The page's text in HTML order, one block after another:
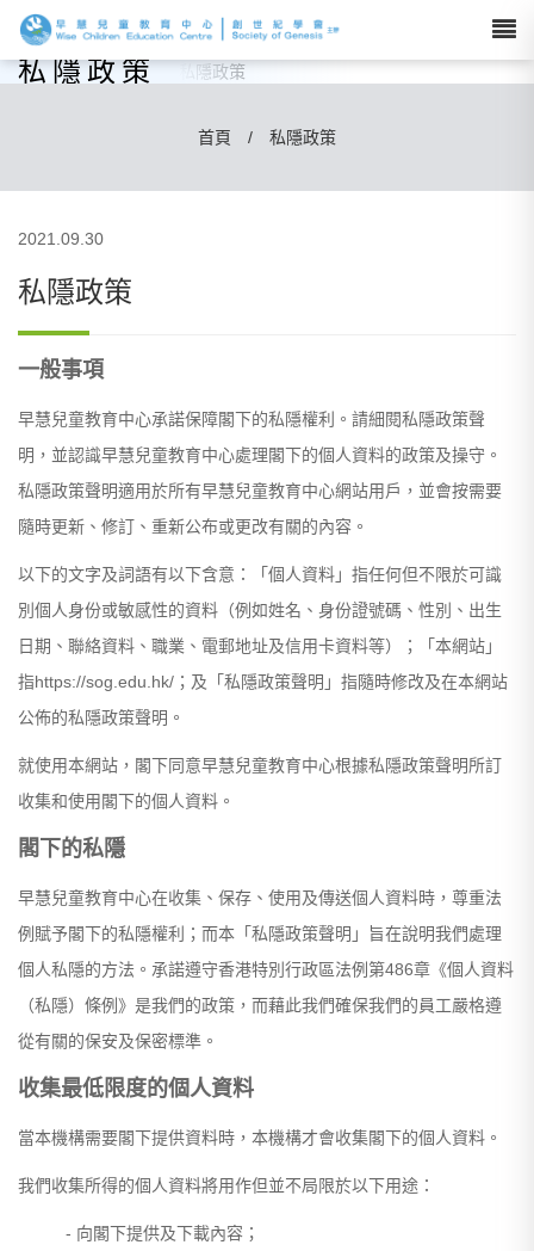
私隱政策
首頁 / 私隱政策
2021.09.30
私隱政策
一般事項
早慧兒童教育中心承諾保障閣下的私隱權利。請細閱私隱政策聲
明，並認識早慧兒童教育中心處理閣下的個人資料的政策及操守。
私隱政策聲明適用於所有早慧兒童教育中心網站用戶，並會按需要
隨時更新、修訂、重新公布或更改有關的內容。
以下的文字及詞語有以下含意：「個人資料」指任何但不限於可識
別個人身份或敏感性的資料（例如姓名、身份證號碼、性別、出生
日期、聯絡資料、職業、電郵地址及信用卡資料等）；「本網站」
指https://sog.edu.hk/；及「私隱政策聲明」指隨時修改及在本網站
公佈的私隱政策聲明。
就使用本網站，閣下同意早慧兒童教育中心根據私隱政策聲明所訂
收集和使用閣下的個人資料。
閣下的私隱
早慧兒童教育中心在收集、保存、使用及傳送個人資料時，尊重法
例賦予閣下的私隱權利；而本「私隱政策聲明」旨在說明我們處理
個人私隱的方法。承諾遵守香港特別行政區法例第486章《個人資料
（私隱）條例》是我們的政策，而藉此我們確保我們的員工嚴格遵
從有關的保安及保密標準。
收集最低限度的個人資料
當本機構需要閣下提供資料時，本機構才會收集閣下的個人資料。
我們收集所得的個人資料將用作但並不局限於以下用途：
- 向閣下提供及下載內容；